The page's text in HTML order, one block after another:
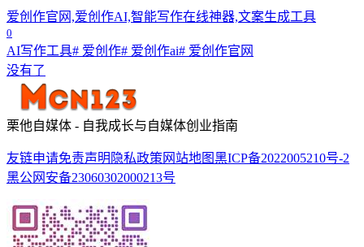
爱创作官网,爱创作AI,智能写作在线神器,文案生成工具
0
AI写作工具# 爱创作# 爱创作ai# 爱创作官网
没有了
栗他自媒体 - 自我成长与自媒体创业指南
友链申请免责声明 隐私政策 网站地图黑ICP备2022005210号-2
黑公网安备23060302000213号